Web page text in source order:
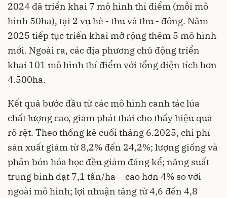
2024 đã triển khai 7 mô hình thí điểm (mỗi mô
hình 50ha), tại 2 vụ hè - thu và thu - đông. Năm
2025 tiếp tục triển khai mở rộng thêm 5 mô hình
mới. Ngoài ra, các địa phương chủ động triển
khai 101 mô hình thí điểm với tổng diện tích hơn
4.500ha.
Kết quả bước đầu từ các mô hình canh tác lúa
chất lượng cao, giảm phát thải cho thấy hiệu quả
rõ rệt. Theo thống kê cuối tháng 6.2025, chi phí
sản xuất giảm từ 8,2% đến 24,2%; lượng giống và
phân bón hóa học đều giảm đáng kể; năng suất
trung bình đạt 7,1 tấn/ha – cao hơn 4% so với
ngoài mô hình; lợi nhuận tăng từ 4,6 đến 4,8